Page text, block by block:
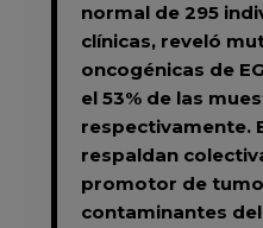
normal de 295
clínicas, reveló
oncogénicas de
el 53% de las
respectivamente.
respaldan
promotor de
contaminantes del